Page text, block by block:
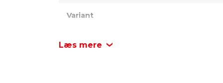
Variant
Læs mere